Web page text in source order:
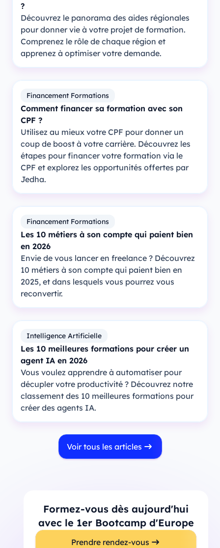
?
Découvrez le panorama des aides régionales
pour donner vie à votre projet de formation.
Comprenez le rôle de chaque région et
apprenez à optimiser votre demande.
Financement Formations
Comment financer sa formation avec son
CPF ?
Utilisez au mieux votre CPF pour donner un
coup de boost à votre carrière. Découvrez les
étapes pour financer votre formation via le
CPF et explorez les opportunités offertes par
Jedha.
Financement Formations
Les 10 métiers à son compte qui paient bien
en 2026
Envie de vous lancer en freelance ? Découvrez
10 métiers à son compte qui paient bien en
2025, et dans lesquels vous pourrez vous
reconvertir.
Intelligence Artificielle
Les 10 meilleures formations pour créer un
agent IA en 2026
Vous voulez apprendre à automatiser pour
décupler votre productivité ? Découvrez notre
classement des 10 meilleures formations pour
créer des agents IA.
Voir tous les articles
Formez-vous dès aujourd'hui
avec le 1er Bootcamp d'Europe
Prendre rendez-vous